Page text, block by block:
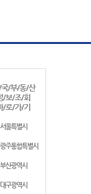
국/부/동/산
/보/조/회
/로/가/기
서울특별시
주통합특별시
부산광역시
대구광역시